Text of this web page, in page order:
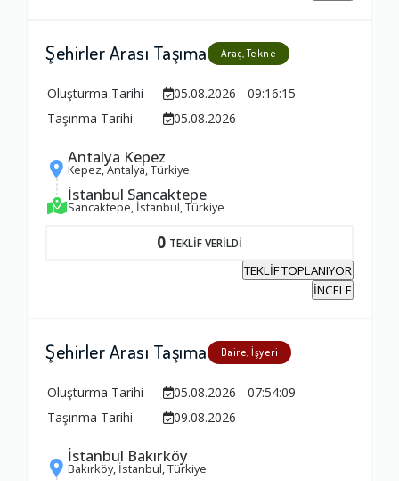
Şehirler Arası Taşıma Araç, Tekne
Oluşturma Tarihi
05.08.2026 - 09:16:15
Taşınma Tarihi
05.08.2026
Antalya Kepez
Kepez, Antalya, Türkiye
İstanbul Sancaktepe
Sancaktepe, İstanbul, Türkiye
0 TEKLİF VERİLDİ
TEKLİF TOPLANIYOR
İNCELE
Şehirler Arası Taşıma Daire, İşyeri
Oluşturma Tarihi
05.08.2026 - 07:54:09
Taşınma Tarihi
09.08.2026
İstanbul Bakırköy
Bakırköy, İstanbul, Türkiye
Zamanlama
Firma Çalışanları
Fiyatlandırma Dengesi